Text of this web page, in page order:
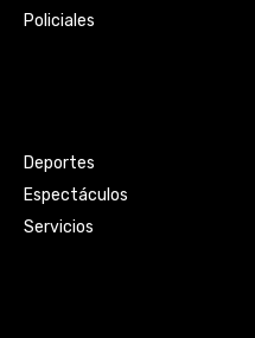
Policiales
Deportes
Espectáculos
Servicios